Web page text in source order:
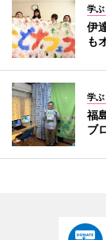
学ぶ
伊
も
学ぶ
福
ブ